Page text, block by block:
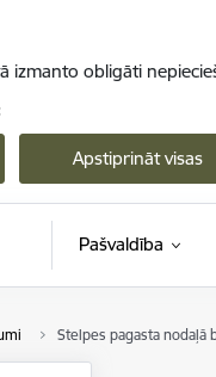
izmanto obligāti
Apstiprināt visas
Pašvaldība
Stelpes pagasta nodaļā